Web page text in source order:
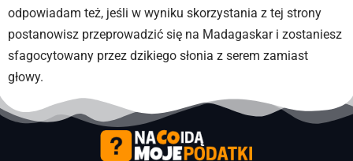
odpowiadam też, jeśli w wyniku skorzystania z tej strony
postanowisz przeprowadzić się na Madagaskar i zostaniesz
sfagocytowany przez dzikiego słonia z serem zamiast
głowy.